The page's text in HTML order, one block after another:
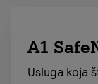
A1
Usluga koja